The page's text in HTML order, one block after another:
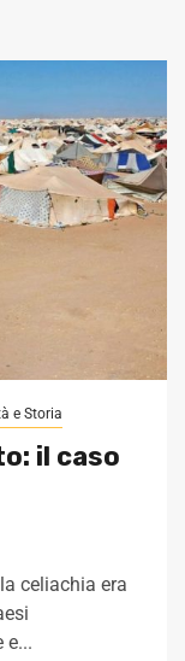
e Storia
il caso
celiachia era
e...